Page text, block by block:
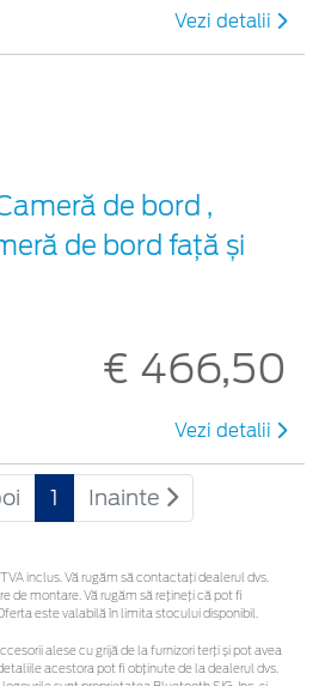
Vezi detalii
de bord ,
de bord față și
€ 466,50
Vezi detalii
1 Inainte
inclus. Vă rugăm să contactaţi dealerul dvs.
de montare. Vă rugăm să rețineți că pot fi
este valabilă în limita stocului disponibil.
alese cu grijă de la furnizori terți și pot avea
acestora pot fi obținute de la dealerul dvs.